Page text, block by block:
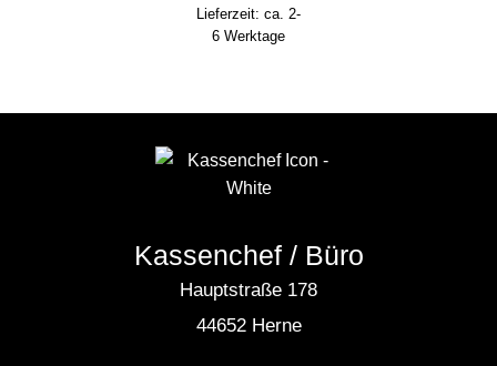
Lieferzeit: ca. 2-
6 Werktage
Kassenchef / Büro
Hauptstraße 178
44652 Herne